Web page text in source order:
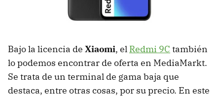
Bajo la licencia de Xiaomi, el Redmi 9C también
lo podemos encontrar de oferta en MediaMarkt.
Se trata de un terminal de gama baja que
destaca, entre otras cosas, por su precio. En este